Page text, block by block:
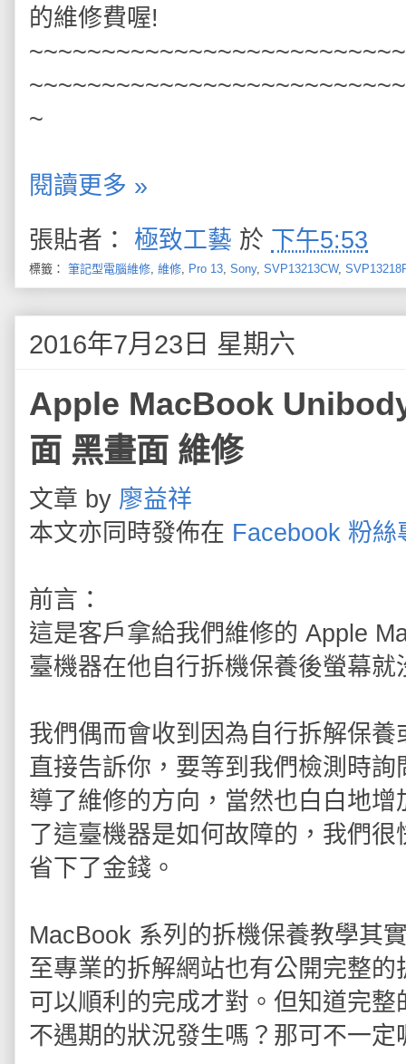
的維修費喔!
~
閱讀更多 »
張貼者： 極致工藝 於 下午5:53
標籤： 筆記型電腦維修 維修 Pro 13 Sony, SVP13213CW,
2016年7月23日 星期六
Apple MacBook
面 黑畫面 維修
文章 by 廖益祥
本文亦同時發佈在 Facebook 粉絲
前言：
這是客戶拿給我們維修的 Apple
臺機器在他自行拆機保養後螢幕
我們偶而會收到因為自行拆解保
直接告訴你，要等到我們檢測時
導了維修的方向，當然也白白地
了這臺機器是如何故障的，我們
省下了金錢。
MacBook 系列的拆機保養教學其
至專業的拆解網站也有公開完整
可以順利的完成才對。但知道完
不遇期的狀況發生嗎？那可不一定